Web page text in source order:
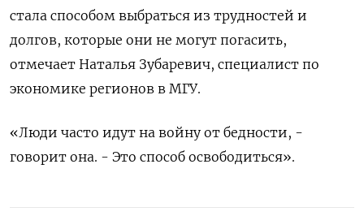
стала способом выбраться из трудностей и
долгов, которые они не могут погасить,
отмечает Наталья Зубаревич, специалист по
экономике регионов в МГУ.
«Люди часто идут на войну от бедности, -
говорит она. - Это способ освободиться».